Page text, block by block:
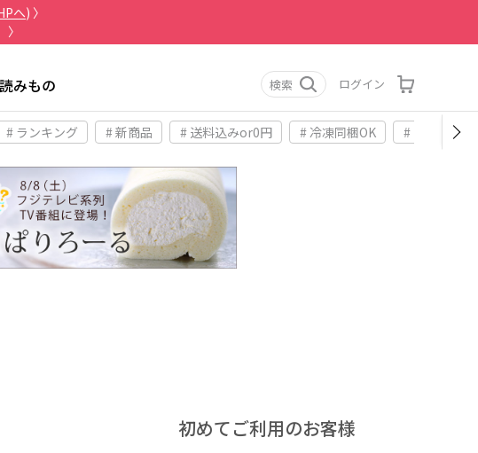
へ) 〉
〉
みもの 検索 ログイン
# ランキング # 新商品 # 送料込みor0円 # 冷凍同梱OK # お土産
初めてご利用のお客様